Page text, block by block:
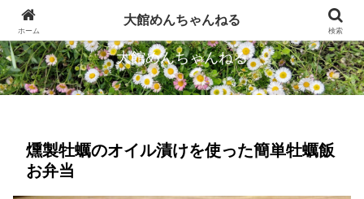
忠犬ハチ公のふるさとから発信します
大館めんちゃんねる
燻製牡蠣のオイル漬けを使った簡単牡蠣飯
お弁当
ホーム
大館めんちゃんねる
検索